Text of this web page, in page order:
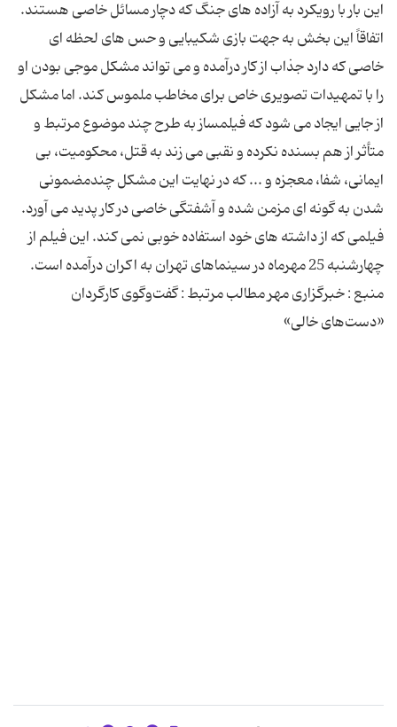
این بار با رویکرد به آزاده های جنگ که دچار مسائل خاصی هستند.
اتفاقاً این بخش به جهت بازی شکیبایی و حس های لحظه ای
خاصی که دارد جذاب از کار درآمده و می تواند مشکل موجی بودن او
را با تمهیدات تصویری خاص برای مخاطب ملموس کند. اما مشکل
از جایی ایجاد می شود که فیلمساز به طرح چند موضوع مرتبط و
متأثر از هم بسنده نکرده و نقبی می زند به قتل، محکومیت، بی
ایمانی، شفا، معجزه و ... که در نهایت این مشکل چندمضمونی
شدن به گونه ای مزمن شده و آشفتگی خاصی در کار پدید می آورد.
فیلمی که از داشته های خود استفاده خوبی نمی کند. این فیلم از
چهارشنبه 25 مهرماه در سینماهای تهران به اکران درآمده است.
منبع : خبرگزاری مهر مطالب مرتبط : گفت‌وگوی كارگردان
«دست‌های خالی»